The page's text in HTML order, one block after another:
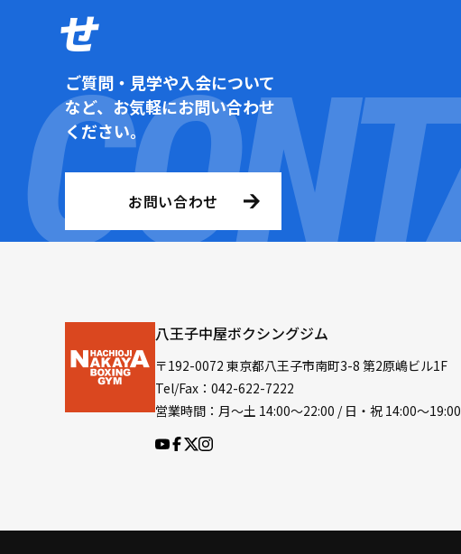
せ
ご質問・見学や入会について
など、お気軽にお問い合わせ
ください。
お問い合わせ
八王子中屋ボクシングジム
〒192-0072 東京都八王子市南町3-8 第2原嶋ビル1F
Tel/Fax：042-622-7222
営業時間：月〜土 14:00〜22:00 / 日・祝 14:00〜19:00